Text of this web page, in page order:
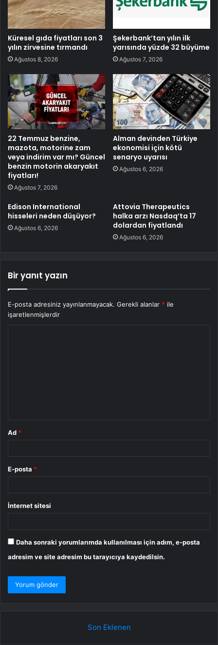
Küresel gıda fiyatları son 3
yılın zirvesine tırmandı
Ağustos 8, 2026
Şekerbank’tan yılın ilk
yarısında yüzde 32 büyüme
Ağustos 7, 2026
22 Temmuz benzine,
mazota, motorine zam
veya indirim var mı? Güncel
benzin motorin akaryakıt
fiyatları!
Ağustos 7, 2026
Alman devinden Türkiye
ekonomisi için kötü
senaryo uyarısı
Ağustos 6, 2026
Edison International
hisseleri neden düşüyor?
Ağustos 6, 2026
Attovia Therapeutics
halka arzı Nasdaq’ta 17
dolardan fiyatlandı
Ağustos 6, 2026
Bir yanıt yazın
E-posta adresiniz yayınlanmayacak. Gerekli alanlar * ile
işaretlenmişlerdir
Ad *
E-posta *
İnternet sitesi
Daha sonraki yorumlarımda kullanılması için adım, e-posta
adresim ve site adresim bu tarayıcıya kaydedilsin.
Son Eklenen